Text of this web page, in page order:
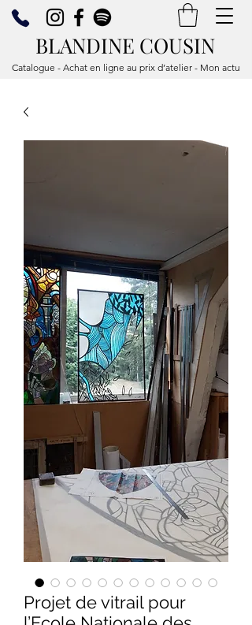
BLANDINE COUSIN
Catalogue - Achat en ligne au prix d’atelier - Mon actu
Projet de vitrail pour